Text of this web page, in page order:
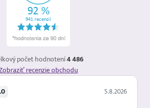
počet hodnotení4 486
recenzie obchodu
5.8.2026